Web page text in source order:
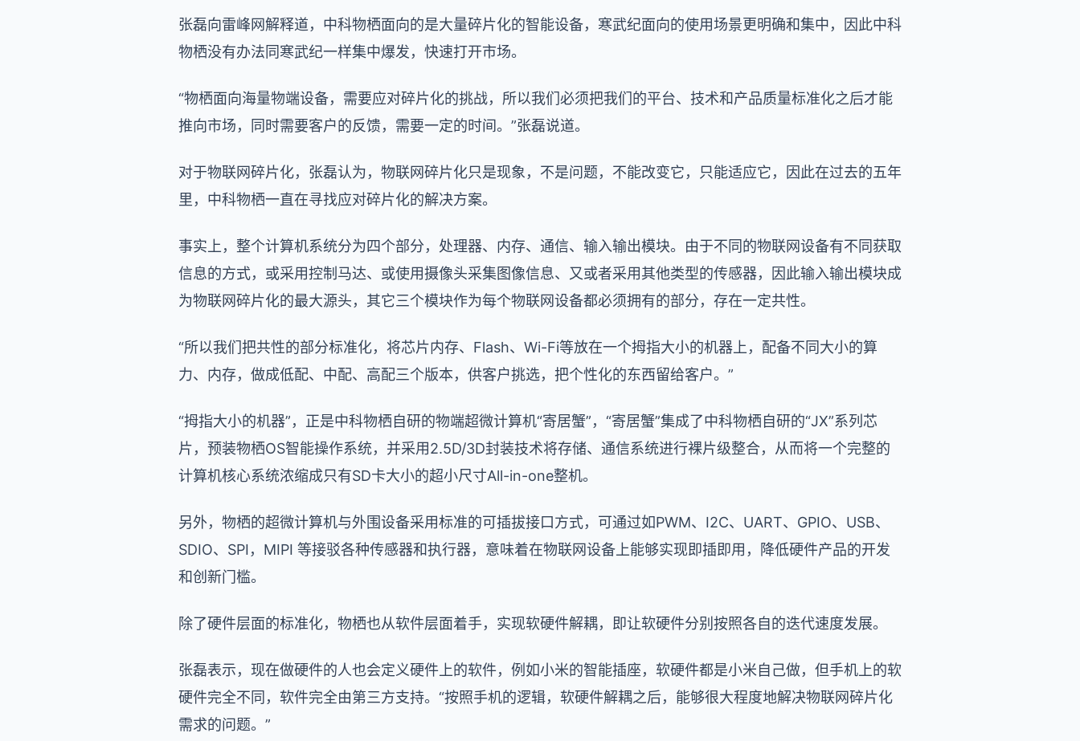
张磊向雷峰网解释道，中科物栖面向的是大量碎片化的智能设备，寒武纪面向的使用场景更明确和集中，因此中科
物栖没有办法同寒武纪一样集中爆发，快速打开市场。
“物栖面向海量物端设备，需要应对碎片化的挑战，所以我们必须把我们的平台、技术和产品质量标准化之后才能
推向市场，同时需要客户的反馈，需要一定的时间。”张磊说道。
对于物联网碎片化，张磊认为，物联网碎片化只是现象，不是问题，不能改变它，只能适应它，因此在过去的五年
里，中科物栖一直在寻找应对碎片化的解决方案。
事实上，整个计算机系统分为四个部分，处理器、内存、通信、输入输出模块。由于不同的物联网设备有不同获取
信息的方式，或采用控制马达、或使用摄像头采集图像信息、又或者采用其他类型的传感器，因此输入输出模块成
为物联网碎片化的最大源头，其它三个模块作为每个物联网设备都必须拥有的部分，存在一定共性。
“所以我们把共性的部分标准化，将芯片内存、Flash、Wi-Fi等放在一个拇指大小的机器上，配备不同大小的算
力、内存，做成低配、中配、高配三个版本，供客户挑选，把个性化的东西留给客户。”
“拇指大小的机器”，正是中科物栖自研的物端超微计算机“寄居蟹”，“寄居蟹”集成了中科物栖自研的“JX”系列芯
片，预装物栖OS智能操作系统，并采用2.5D/3D封装技术将存储、通信系统进行裸片级整合，从而将一个完整的
计算机核心系统浓缩成只有SD卡大小的超小尺寸All-in-one整机。
另外，物栖的超微计算机与外围设备采用标准的可插拔接口方式，可通过如PWM、I2C、UART、GPIO、USB、
SDIO、SPI，MIPI 等接驳各种传感器和执行器，意味着在物联网设备上能够实现即插即用，降低硬件产品的开发
和创新门槛。
除了硬件层面的标准化，物栖也从软件层面着手，实现软硬件解耦，即让软硬件分别按照各自的迭代速度发展。
张磊表示，现在做硬件的人也会定义硬件上的软件，例如小米的智能插座，软硬件都是小米自己做，但手机上的软
硬件完全不同，软件完全由第三方支持。“按照手机的逻辑，软硬件解耦之后，能够很大程度地解决物联网碎片化
需求的问题。”